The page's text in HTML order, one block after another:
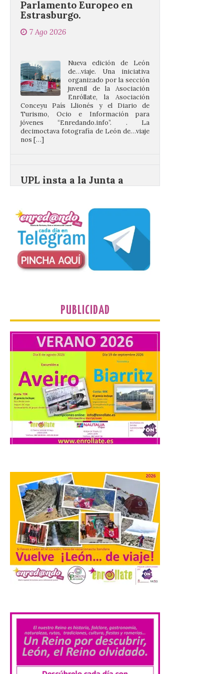
7 Ago 2026
juvenil de la Asociación
Enróllate, la Asociación
Conceyu País Llionés y el Diario de
Turismo, Ocio e Información para
jóvenes “Enredando.info”. . La
decimoctava fotografía de León de…viaje
nos […]
castillo del Asmesnal, un
BIC en estado de ruina
Un Bien de Interés
Cultural abandonado
desde 1949. Los
procuradores leonesistas
plantean que la Junta
Unión del Pueblo […]
La Universidad de León
distribuye folletos con la
programación del evento
del eclipse solar que
organiza con la ESA y el
Ayuntamiento
7 Ago 2026
Información Turística de
León e incluyen, además
del programa del evento, una guía
práctica con recomendaciones
elaboradas por especialistas para
observar el eclipse con seguridad León, 7
de agosto de 2026. La programación […]
Laciana comienza su
programación para
disfrutar el eclipse total
7 Ago 2026
Durante los días 1 y 2 de
agosto, tanto el público
pudo disfrutar de un
PUBLICIDAD